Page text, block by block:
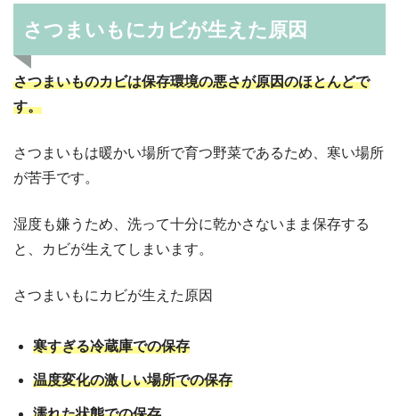
さつまいもにカビが生えた原因
さつまいものカビは保存環境の悪さが原因のほとんどで
す。
さつまいもは暖かい場所で育つ野菜であるため、寒い場所
が苦手です。
湿度も嫌うため、洗って十分に乾かさないまま保存する
と、カビが生えてしまいます。
さつまいもにカビが生えた原因
寒すぎる冷蔵庫での保存
温度変化の激しい場所での保存